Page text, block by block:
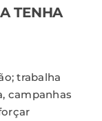
TENHA
trabalha
campanhas